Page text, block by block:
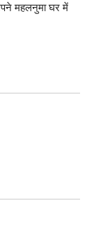
महलनुमा घर में